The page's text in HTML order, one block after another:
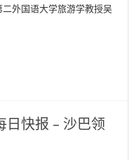
外国语大学旅游学教授吴
快报 – 沙巴领